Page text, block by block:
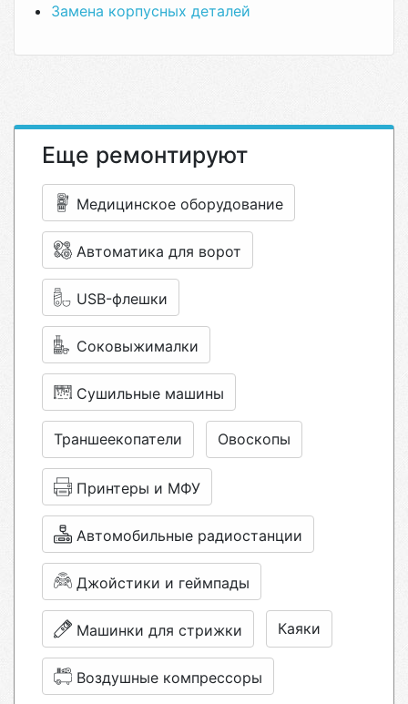
Замена корпусных деталей
Еще ремонтируют
Медицинское оборудование
Автоматика для ворот
USB-флешки
Соковыжималки
Сушильные машины
Траншеекопатели Овоскопы
Принтеры и МФУ
Автомобильные радиостанции
Джойстики и геймпады
Машинки для стрижки Каяки
Воздушные компрессоры